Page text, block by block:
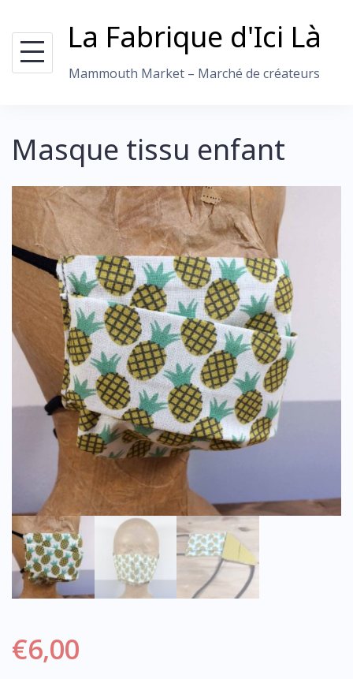
to
content
La Fabrique d'Ici Là
Mammouth Market – Marché de créateurs
Masque tissu enfant
€6,00